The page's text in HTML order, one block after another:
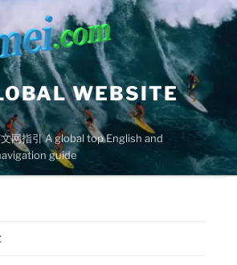
WEBSITE
网指引 A global top English and
guide